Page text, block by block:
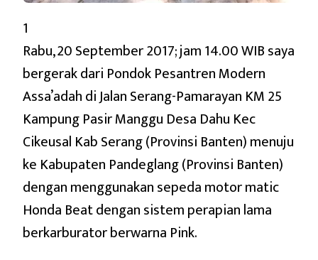
1
Rabu, 20 September 2017; jam 14.00 WIB saya
bergerak dari Pondok Pesantren Modern
Assa’adah di Jalan Serang-Pamarayan KM 25
Kampung Pasir Manggu Desa Dahu Kec
Cikeusal Kab Serang (Provinsi Banten) menuju
ke Kabupaten Pandeglang (Provinsi Banten)
dengan menggunakan sepeda motor matic
Honda Beat dengan sistem perapian lama
berkarburator berwarna Pink.